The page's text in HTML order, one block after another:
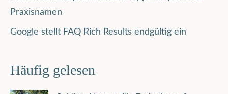
Praxisnamen
Google stellt FAQ Rich Results endgültig ein
Häufig gelesen